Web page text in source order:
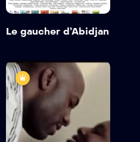
Le gaucher d’Abidjan
Double vie
2017 1h 26min